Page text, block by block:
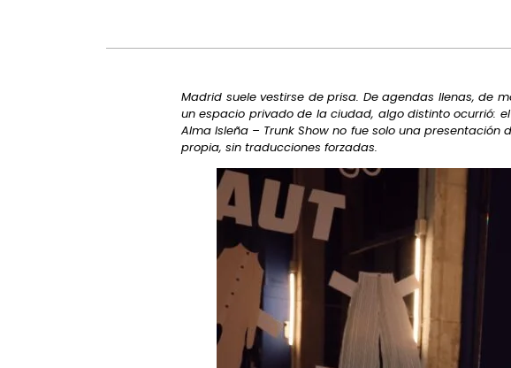
Madrid suele vestirse de prisa. De agendas llenas, de
un espacio privado de la ciudad, algo distinto ocurrió:
Alma Isleña – Trunk Show no fue solo una
propia, sin traducciones forzadas.